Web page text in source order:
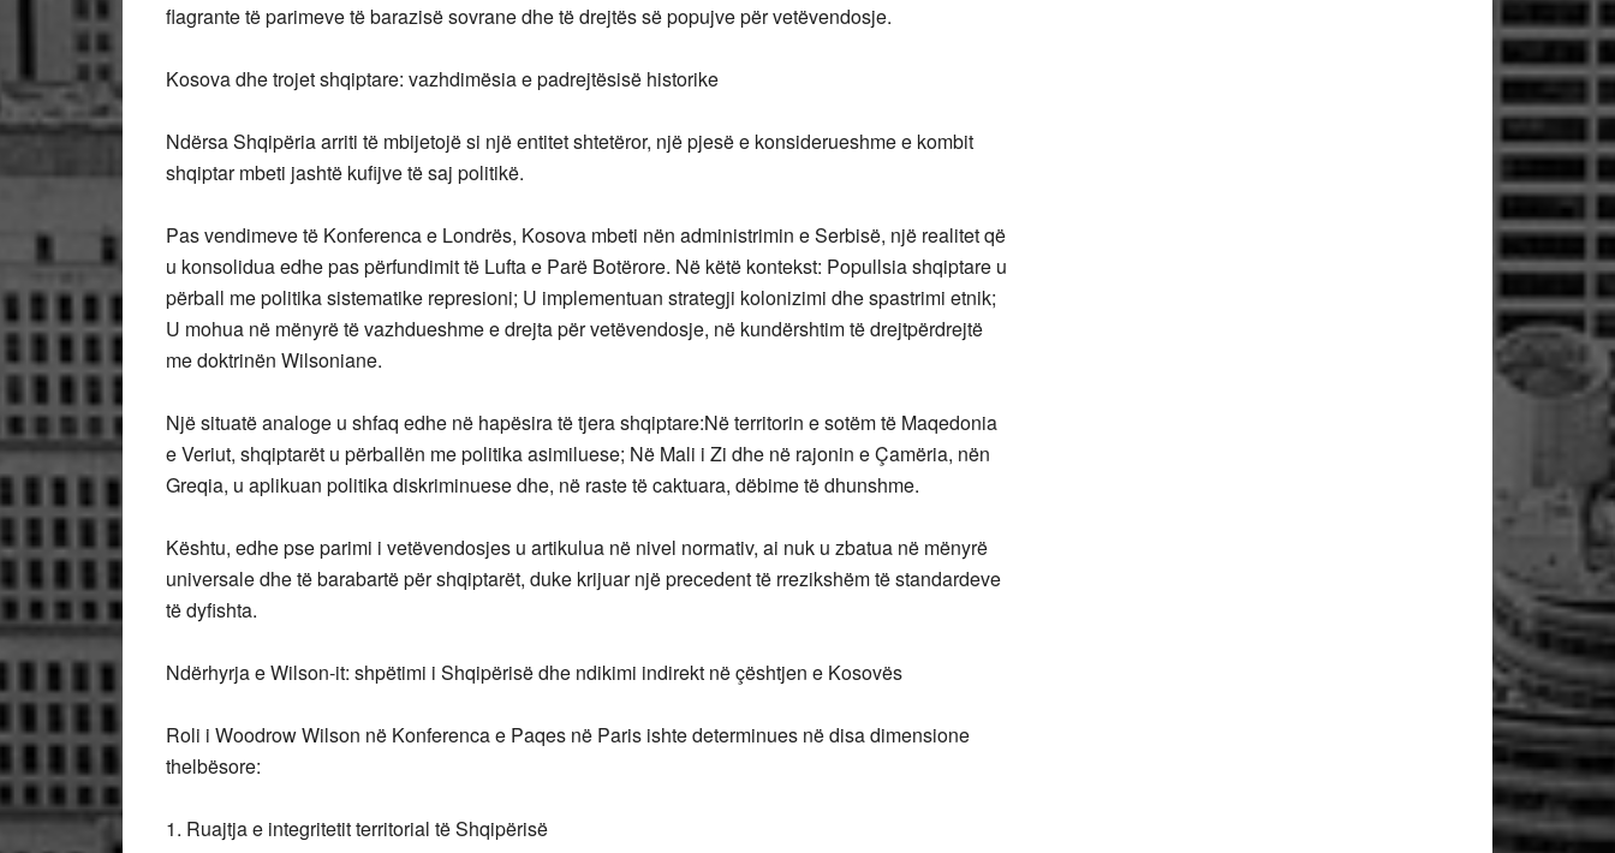
flagrante të parimeve të barazisë sovrane dhe të drejtës së popujve për vetëvendosje.
Kosova dhe trojet shqiptare: vazhdimësia e padrejtësisë historike
Ndërsa Shqipëria arriti të mbijetojë si një entitet shtetëror, një pjesë e konsiderueshme e kombit
shqiptar mbeti jashtë kufijve të saj politikë.
Pas vendimeve të Konferenca e Londrës, Kosova mbeti nën administrimin e Serbisë, një realitet që
u konsolidua edhe pas përfundimit të Lufta e Parë Botërore. Në këtë kontekst: Popullsia shqiptare u
përball me politika sistematike represioni; U implementuan strategji kolonizimi dhe spastrimi etnik;
U mohua në mënyrë të vazhdueshme e drejta për vetëvendosje, në kundërshtim të drejtpërdrejtë
me doktrinën Wilsoniane.
Një situatë analoge u shfaq edhe në hapësira të tjera shqiptare:Në territorin e sotëm të Maqedonia
e Veriut, shqiptarët u përballën me politika asimiluese; Në Mali i Zi dhe në rajonin e Çamëria, nën
Greqia, u aplikuan politika diskriminuese dhe, në raste të caktuara, dëbime të dhunshme.
Kështu, edhe pse parimi i vetëvendosjes u artikulua në nivel normativ, ai nuk u zbatua në mënyrë
universale dhe të barabartë për shqiptarët, duke krijuar një precedent të rrezikshëm të standardeve
të dyfishta.
Ndërhyrja e Wilson-it: shpëtimi i Shqipërisë dhe ndikimi indirekt në çështjen e Kosovës
Roli i Woodrow Wilson në Konferenca e Paqes në Paris ishte determinues në disa dimensione
thelbësore:
1. Ruajtja e integritetit territorial të Shqipërisë